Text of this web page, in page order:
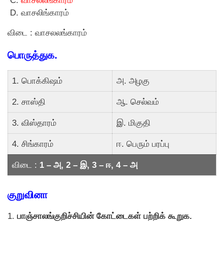
வாசலிங்காரம்
விடை : வாசலலங்காரம்
பொருத்துக.
1. பொக்கிஷம் அ. அழகு
2. சாஸ்தி ஆ. செல்வம்
3. விஸ்தாரம் இ. மிகுதி
4. சிங்காரம் ஈ. பெரும் பரப்பு
விடை : 1 – அ, 2 – இ, 3 – ஈ, 4 – அ
குறுவினா
1. பாஞ்சாலங்குறிச்சியின் கோட்டைகள் பற்றிக் கூறுக.